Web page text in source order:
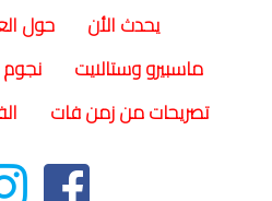
يحدث الأن
حول
ماسبيرو وستالايت
نجوم
تصريحات من زمن فات